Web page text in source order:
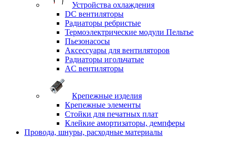
Устройства охлаждения
DC вентиляторы
Радиаторы ребристые
Термоэлектрические модули Пельтье
Пьезонасосы
Аксессуары для вентиляторов
Радиаторы игольчатые
AC вентиляторы
Крепежные изделия
Крепежные элементы
Стойки для печатных плат
Клейкие амортизаторы, демпферы
Провода, шнуры, расходные материалы